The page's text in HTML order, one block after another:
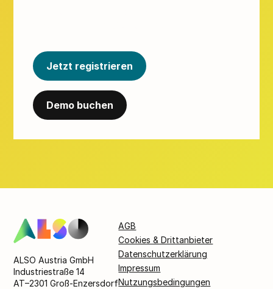
Jetzt registrieren
Demo buchen
ALSO Austria GmbH
Industriestraße 14
AT–2301 Groß-Enzersdorf
AGB
Cookies & Drittanbieter
Datenschutzerklärung
Impressum
Nutzungsbedingungen